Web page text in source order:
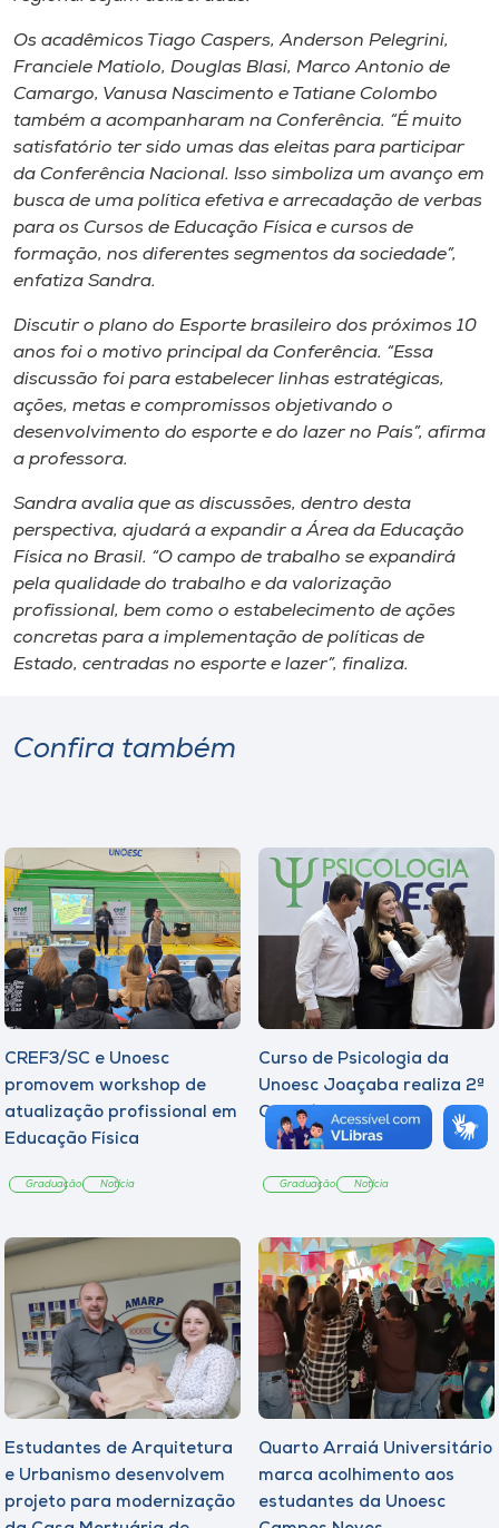
Museu
Unoesc
Store
Selecione
o idioma
A+
A-
Os acadêmicos Tiago Caspers, Anderson Pelegrini,
Franciele Matiolo, Douglas Blasi, Marco Antonio de
Camargo, Vanusa Nascimento e Tatiane Colombo
também a acompanharam na Conferência. “É muito
satisfatório ter sido umas das eleitas para participar
da Conferência Nacional. Isso simboliza um avanço em
busca de uma política efetiva e arrecadação de verbas
para os Cursos de Educação Física e cursos de
formação, nos diferentes segmentos da sociedade”,
enfatiza Sandra.
Discutir o plano do Esporte brasileiro dos próximos 10
anos foi o motivo principal da Conferência. “Essa
discussão foi para estabelecer linhas estratégicas,
ações, metas e compromissos objetivando o
desenvolvimento do esporte e do lazer no País”, afirma
a professora.
Sandra avalia que as discussões, dentro desta
perspectiva, ajudará a expandir a Área da Educação
Física no Brasil. “O campo de trabalho se expandirá
pela qualidade do trabalho e da valorização
profissional, bem como o estabelecimento de ações
concretas para a implementação de políticas de
Estado, centradas no esporte e lazer”, finaliza.
Confira também
CREF3/SC e Unoesc
promovem workshop de
atualização profissional em
Educação Física
Graduação Notícia
Curso de Psicologia da
Unoesc Joaçaba realiza 2ª
Cerimônia do Botton
Graduação Notícia
Estudantes de Arquitetura
e Urbanismo desenvolvem
projeto para modernização
Quarto Arraiá Universitário
marca acolhimento aos
estudantes da Unoesc